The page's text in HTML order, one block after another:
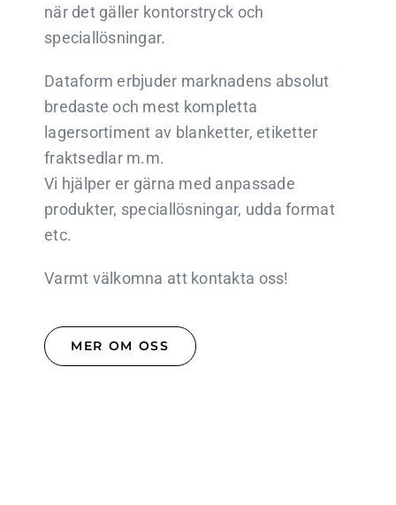
när det gäller kontorstryck och
speciallösningar.
Dataform erbjuder marknadens absolut
bredaste och mest kompletta
lagersortiment av blanketter, etiketter
fraktsedlar m.m.
Vi hjälper er gärna med anpassade
produkter, speciallösningar, udda format
etc.
Varmt välkomna att kontakta oss!
MER OM OSS